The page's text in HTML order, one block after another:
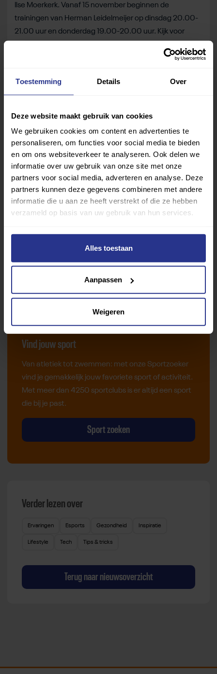
Toestemming Details Over
Deze website maakt gebruik van cookies
We gebruiken cookies om content en advertenties te
personaliseren, om functies voor social media te bieden
en om ons websiteverkeer te analyseren. Ook delen we
informatie over uw gebruik van onze site met onze
partners voor social media, adverteren en analyse. Deze
partners kunnen deze gegevens combineren met andere
informatie die u aan ze heeft verstrekt of die ze hebben
verzameld op basis van uw gebruik van hun services.
Alles toestaan
Aanpassen
Weigeren
Ilse Moerkerk. Vanaf 15 november beginnen de
trainingen van Herman Leidelmeijer op dinsdag 20.00-
21.00 uur en donderdag 19.00-20.00 uur. Kijk voor
parabadmintonster Sophie van den Broek in actie bij
Deel dit bericht
Vind jouw sport
Van atletiek tot zwemmen: met onze Sportzoeker
vind je gemakkelijk jouw favoriete sport of activiteit.
Met meer dan 4250 sportclubs is er altijd een sport
die bij je past.
Sport zoeken
Verder lezen over
Ervaringen Esports Gezondheid Inspiratie
Lifestyle Tech Tips & tricks
Terug naar nieuwsoverzicht